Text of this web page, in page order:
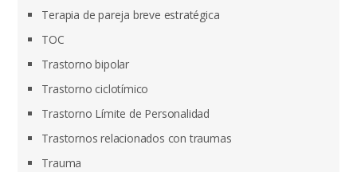
Terapia de pareja breve estratégica
TOC
Trastorno bipolar
Trastorno ciclotímico
Trastorno Límite de Personalidad
Trastornos relacionados con traumas
Trauma